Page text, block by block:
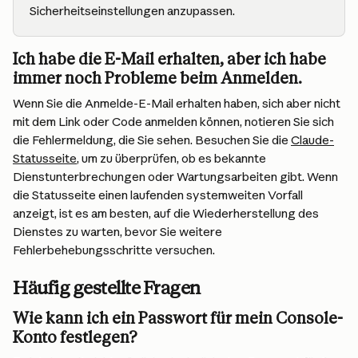
Sicherheitseinstellungen anzupassen.
Ich habe die E-Mail erhalten, aber ich habe
immer noch Probleme beim Anmelden.
Wenn Sie die Anmelde-E-Mail erhalten haben, sich aber nicht
mit dem Link oder Code anmelden können, notieren Sie sich
die Fehlermeldung, die Sie sehen. Besuchen Sie die Claude-
Statusseite, um zu überprüfen, ob es bekannte
Dienstunterbrechungen oder Wartungsarbeiten gibt. Wenn
die Statusseite einen laufenden systemweiten Vorfall
anzeigt, ist es am besten, auf die Wiederherstellung des
Dienstes zu warten, bevor Sie weitere
Fehlerbehebungsschritte versuchen.
Häufig gestellte Fragen
Wie kann ich ein Passwort für mein Console-
Konto festlegen?